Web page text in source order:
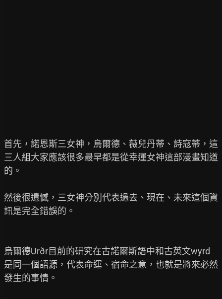
首先，諾恩斯三女神，烏爾德、薇兒丹蒂、詩寇蒂，這
三人組大家應該很多最早都是從幸運女神這部漫畫知道
的。
然後很遺憾，三女神分別代表過去、現在、未來這個資
訊是完全錯誤的。
烏爾德Urðr目前的研究在古諾爾斯語中和古英文wyrd
是同一個語源，代表命運、宿命之意，也就是將來必然
發生的事情。